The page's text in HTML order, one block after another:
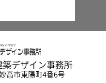
デザイン事務所
高市東陽町4番6号